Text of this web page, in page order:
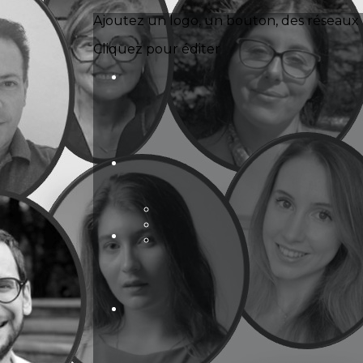
Exporter les lignes sélectionnées
Exporter toutes les colonnes
Exporter uniquement les colonnes affichées
Menu
Ajoutez un logo, un bouton, des réseaux
Cliquez pour éditer
Images de la page d'accueil
Cliquez pour éditer